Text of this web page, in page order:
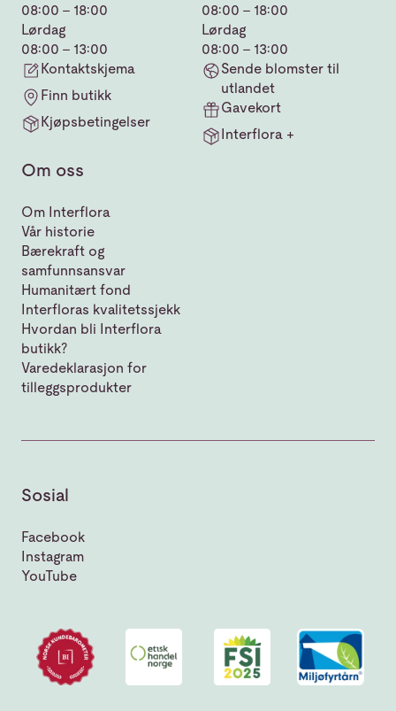
08:00 - 18:00
Lørdag
08:00 - 13:00
Kontaktskjema
Finn butikk
Kjøpsbetingelser
08:00 - 18:00
Lørdag
08:00 - 13:00
Sende blomster til
utlandet
Gavekort
Interflora +
Om oss
Om Interflora
Vår historie
Bærekraft og
samfunnsansvar
Humanitært fond
Interfloras kvalitetssjekk
Hvordan bli Interflora
butikk?
Varedeklarasjon for
tilleggsprodukter
Sosial
Facebook
Instagram
YouTube